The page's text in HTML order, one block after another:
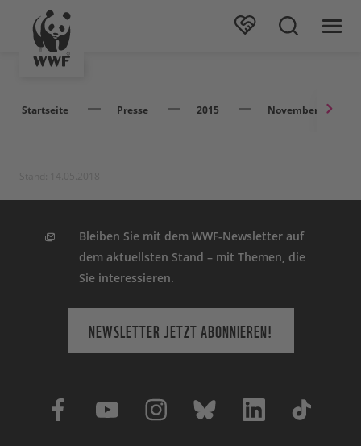
Startseite Presse 2015 November
Bleiben Sie mit dem WWF-Newsletter auf
dem aktuellsten Stand – mit Themen, die
Sie interessieren.
NEWSLETTER JETZT ABONNIEREN!